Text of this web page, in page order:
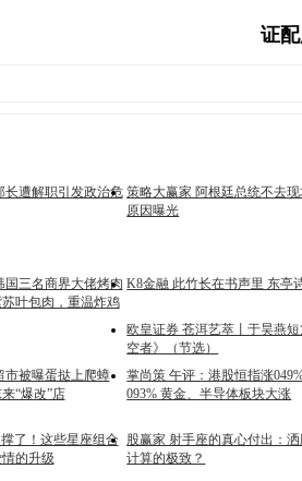
证
长遭解职引发政治危 策略大赢家 阿根廷总统不去
原因曝光
国三名商界大佬烤肉
叶包肉，重温炸鸡
K8金融 此竹长在书声里 东亭
欧皇证券 苍洱艺萃丨于昊燕
空者》（节选）
市被曝蛋挞上爬蟑
“爆改”店
掌尚策 午评：港股恒指涨
093% 黄金、半导体板块大涨
了！这些星座组合
的升级
股赢家 射手座的真心付出：
计算的极致？